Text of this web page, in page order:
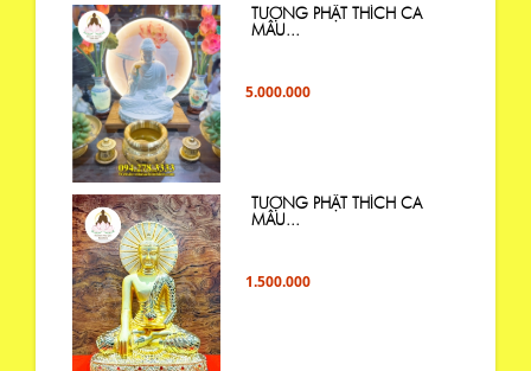
TƯỢNG PHẬT THÍCH CA
MÂU...
5.000.000
TƯỢNG PHẬT THÍCH CA
MÂU...
1.500.000